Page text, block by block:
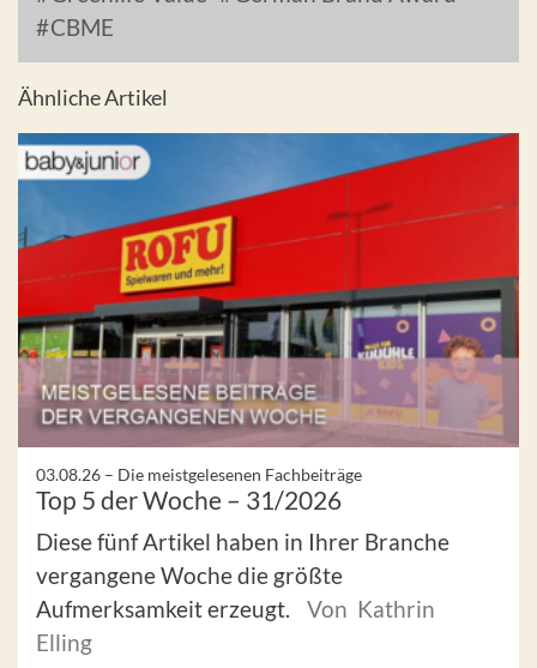
CBME
Ähnliche Artikel
03.08.26 – Die meistgelesenen Fachbeiträge
Top 5 der Woche – 31/2026
Diese fünf Artikel haben in Ihrer Branche
vergangene Woche die größte
Aufmerksamkeit erzeugt.
Von Kathrin
Elling